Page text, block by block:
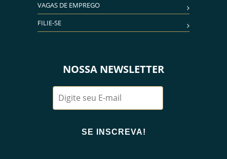
VAGAS DE EMPREGO
FILIE-SE
NOSSA NEWSLETTER